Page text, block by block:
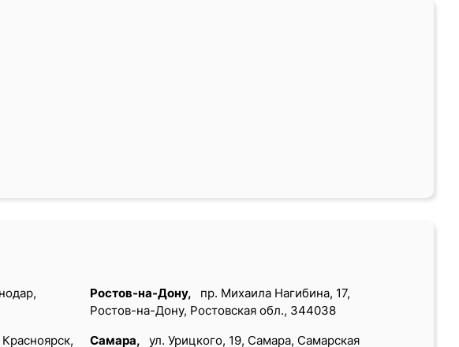
Ростов-на-Дону,
пр. Михаила Нагибина, 17,
Ростов-на-Дону, Ростовская обл., 344038
Самара,
ул. Урицкого, 19, Самара, Самарская